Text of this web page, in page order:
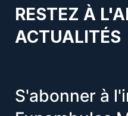
RESTEZ À
ACTUALITÉS
S'abonner à